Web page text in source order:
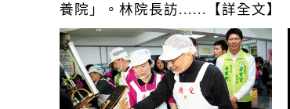
養院」。林院長訪......【詳全文】